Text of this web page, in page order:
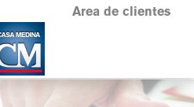
Area de clientes